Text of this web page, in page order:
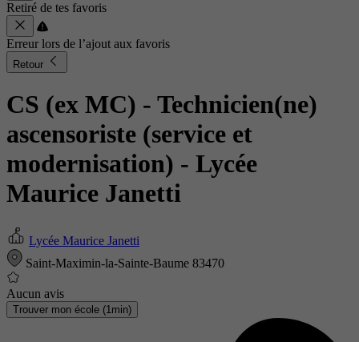
Retiré de tes favoris
Erreur lors de l’ajout aux favoris
Retour
CS (ex MC) - Technicien(ne)
ascensoriste (service et
modernisation) - Lycée
Maurice Janetti
Lycée Maurice Janetti
Saint-Maximin-la-Sainte-Baume 83470
Aucun avis
Trouver mon école (1min)